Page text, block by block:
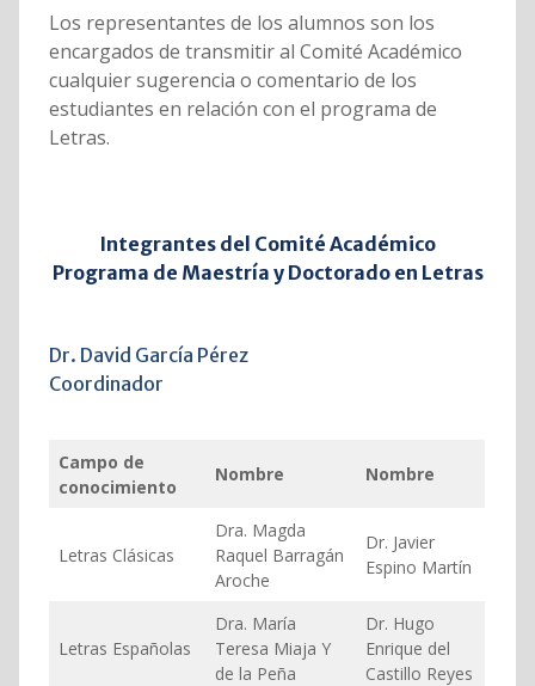
Los representantes de los alumnos son los
encargados de transmitir al Comité Académico
cualquier sugerencia o comentario de los
estudiantes en relación con el programa de
Letras.
Integrantes del Comité Académico
Programa de Maestría y Doctorado en Letras
Dr. David García Pérez
Coordinador
Campo de
conocimiento
Nombre Nombre
Letras Clásicas
Dra. Magda
Raquel Barragán
Aroche
Dr. Javier
Espino Martín
Letras Españolas
Dra. María
Teresa Miaja Y
de la Peña
Dr. Hugo
Enrique del
Castillo Reyes